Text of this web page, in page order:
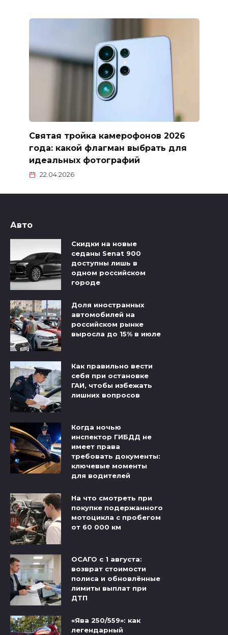
Святая тройка камерофонов 2026
года: какой флагман выбрать для
идеальных фотографий
22.04.2026
Авто
Скидки на новые
седаны Senat 900
доступны лишь в
одном российском
городе
Доля иностранных
автомобилей на
российском рынке
выросла до 15% в июле
Как правильно вести
себя при остановке
ГАИ, чтобы избежать
лишних вопросов
Когда ночью
инспектор ГИБДД не
имеет права
требовать документы:
ключевые моменты
для водителей
На что смотреть при
покупке подержанного
мотоцикла с пробегом
от 60 000 км
ОСАГО с 1 августа:
возврат стоимости
полиса и обновлённые
лимиты выплат при
ДТП
«Ява 250/559»: как
легендарный